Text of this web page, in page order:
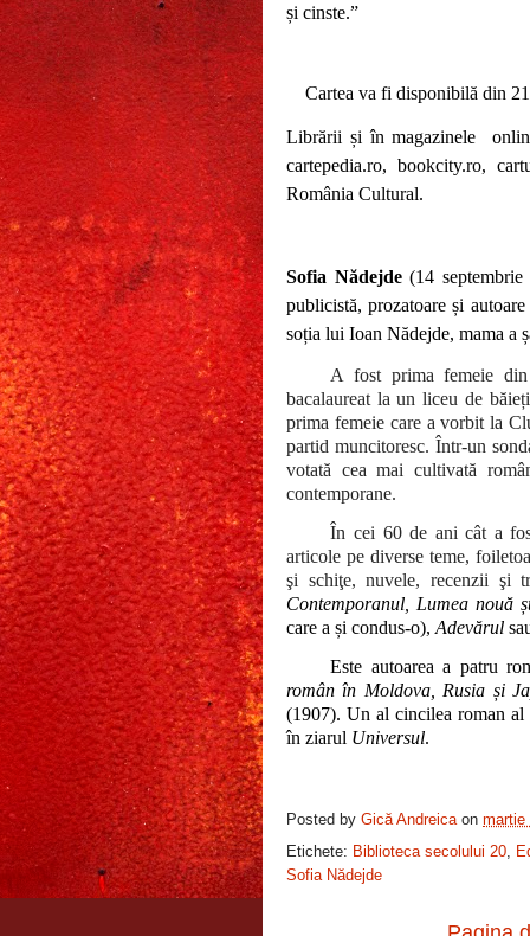
și cinste.”
Cartea va fi disponibilă din
Librării și în magazinele
cartepedia.ro, bookcity.ro,
România Cultural.
Sofia Nădejde(14 septembrie
publicistă, prozatoare și
soția lui Ioan Nădejde, mama a
A fost prima femeie
bacalaureat la un liceu de
prima femeie care a vorbit la
partid muncitoresc. Într-un
votată cea mai cultivată
contemporane.
În cei 60 de ani cât a
articole pe diverse teme,
şi schiţe, nuvele, recenzii şi
Contemporanul, Lumea
care a și condus-o), Adevărul
Este autoarea a patru
român în Moldova, Rusia și
(1907). Un al cincilea roman al
în ziarul Universul.
Posted by Gică Andreica on martie
Etichete: Biblioteca secolului 20,
Sofia Nădejde